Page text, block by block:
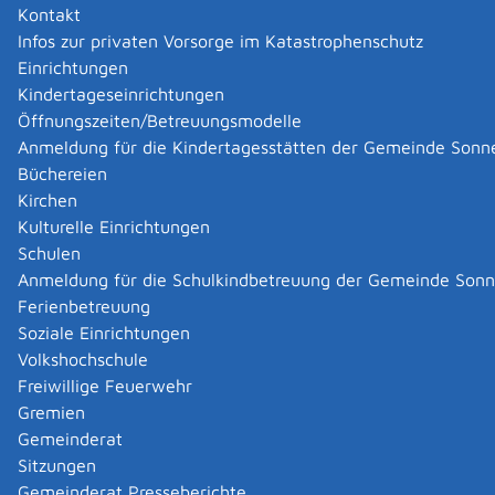
Kontakt
Infos zur privaten Vorsorge im Katastrophenschutz
Einrichtungen
Kindertageseinrichtungen
Öffnungszeiten/Betreuungsmodelle
Anmeldung für die Kindertagesstätten der Gemeinde
Büchereien
Kirchen
Kulturelle Einrichtungen
Schulen
Anmeldung für die Schulkindbetreuung der Gemeinde
Ferienbetreuung
Soziale Einrichtungen
Volkshochschule
Freiwillige Feuerwehr
Gremien
Gemeinderat
Sitzungen
Sie, dass die Wahlbenachrichtigung einen Wahlschein
nicht ersetzt.
Menschen mit Behinderungen, die nicht das
vorgesehene, sondern ein barrierefreies Wahllokal
nutzen möchten, müssen ebenfalls einen Wahlschein
beantragen.
Tipp: Ob es in Ihrem Wohngebiet ein barrierefreies
Wahllokal gibt, können Sie bei Ihrer Wohnortgemeinde
erfahren.
Zuständige Stelle
die Gemeinde, in deren Wählerverzeichnis Sie
eingetragen sind
Gemeinde Sonnenbühl
Leistungsdetails